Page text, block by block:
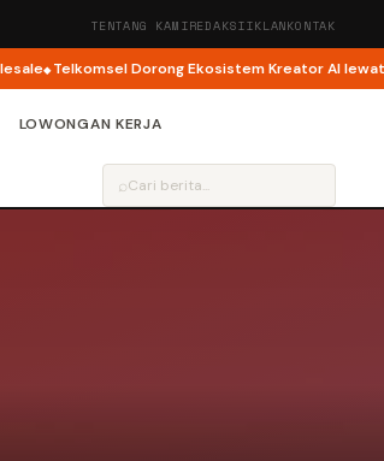
TENTANG KAMIREDAKSIIKLANKONTAK
Telkomsel Dorong Ekosistem Kreator AI lewat AI
LOWONGAN KERJA
⌕